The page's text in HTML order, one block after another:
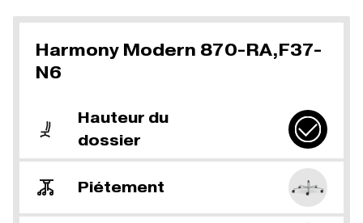
Harmony Modern 870-RA,F37-
N6
Hauteur du
dossier
Piétement